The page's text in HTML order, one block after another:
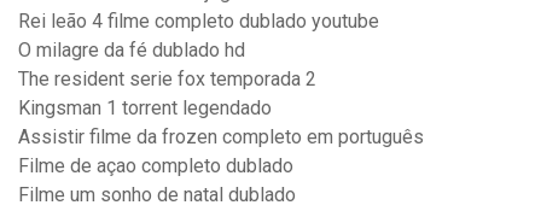
Rei leão 4 filme completo dublado youtube
O milagre da fé dublado hd
The resident serie fox temporada 2
Kingsman 1 torrent legendado
Assistir filme da frozen completo em português
Filme de açao completo dublado
Filme um sonho de natal dublado